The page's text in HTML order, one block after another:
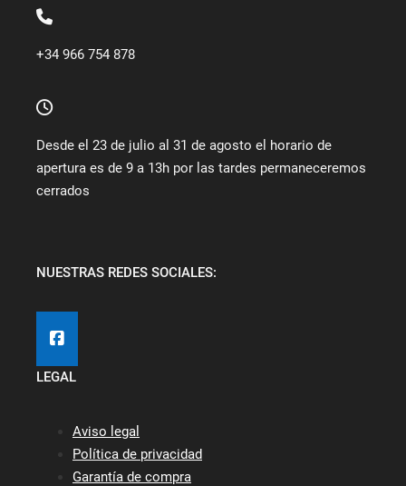
+34 966 754 878
Desde el 23 de julio al 31 de agosto el horario de
apertura es de 9 a 13h por las tardes permaneceremos
cerrados
NUESTRAS REDES SOCIALES:
LEGAL
Aviso legal
Política de privacidad
Garantía de compra